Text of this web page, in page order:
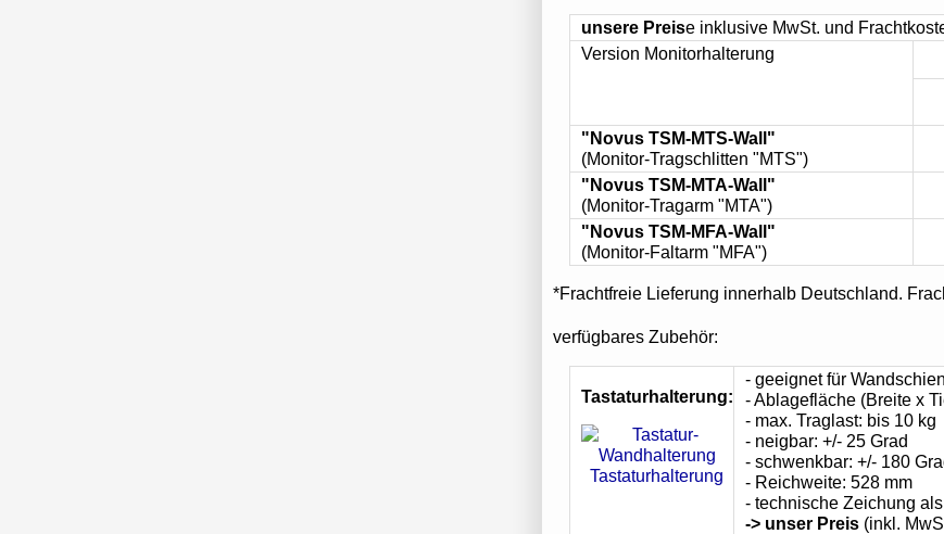
unsere Preise inklusive MwSt. und
Version Monitorhalterung
"Novus TSM-MTS-Wall"
(Monitor-Tragschlitten "MTS")
"Novus TSM-MTA-Wall"
(Monitor-Tragarm "MTA")
"Novus TSM-MFA-Wall"
(Monitor-Faltarm "MFA")
*Frachtfreie Lieferung innerhalb Deutschland.
verfügbares Zubehör:
Tastaturhalterung:
Tastaturhalterung
- geeignet für
- Ablagefläche (Breite x
- max. Traglast: bis 10 kg
- neigbar: +/- 25 Grad
- schwenkbar: +/- 180
- Reichweite: 528 mm
- technische Zeichung als
-> unser Preis (inkl.